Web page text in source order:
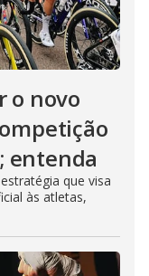
o novo
entenda
que visa
às atletas,